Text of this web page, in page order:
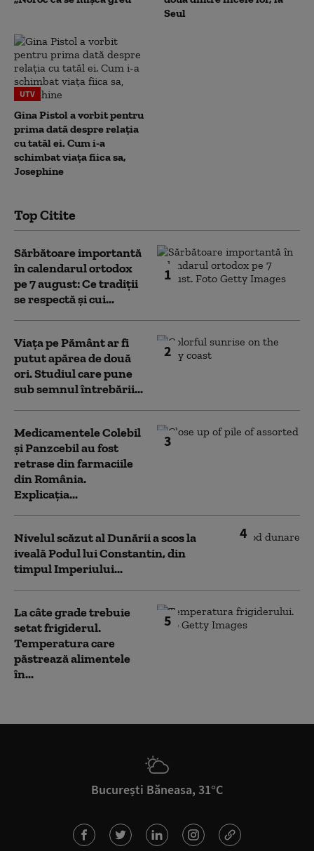
Seul
UTV
Gina Pistol a vorbit pentru
prima dată despre relația
cu tatăl ei. Cum i-a
schimbat viața fiica sa,
Josephine
Top Citite
1
Sărbătoare importantă
în calendarul ortodox
pe 7 august: Ce tradiții
se respectă și cui...
2
Viața pe Pământ ar fi
putut apărea de două
ori. Studiul care pune
sub semnul întrebării...
3
Medicamentele Colebil
și Panzcebil au fost
retrase din farmaciile
din România.
Explicația...
4
Nivelul scăzut al Dunării a scos la
iveală Podul lui Constantin, din
timpul Imperiului...
5
La câte grade trebuie
setat frigiderul.
Temperatura care
păstrează alimentele
în...
București Băneasa, 31°C